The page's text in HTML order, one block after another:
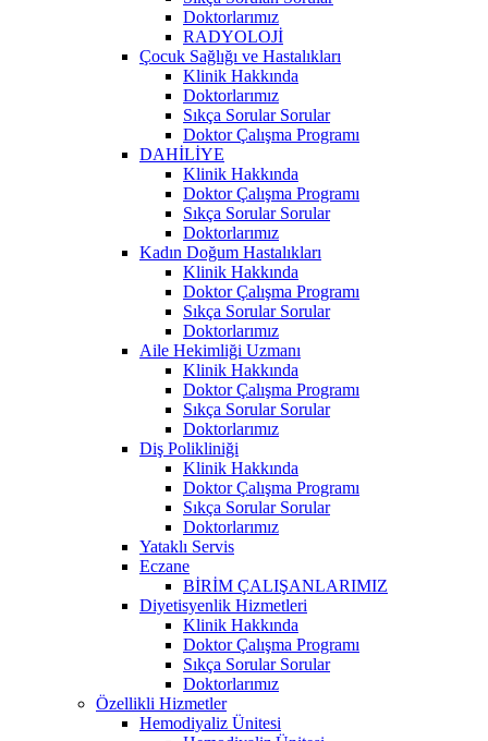
Doktorlarımız
RADYOLOJİ
Çocuk Sağlığı ve Hastalıkları
Klinik Hakkında
Doktorlarımız
Sıkça Sorular Sorular
Doktor Çalışma Programı
DAHİLİYE
Klinik Hakkında
Doktor Çalışma Programı
Sıkça Sorular Sorular
Doktorlarımız
Kadın Doğum Hastalıkları
Klinik Hakkında
Doktor Çalışma Programı
Sıkça Sorular Sorular
Doktorlarımız
Aile Hekimliği Uzmanı
Klinik Hakkında
Doktor Çalışma Programı
Sıkça Sorular Sorular
Doktorlarımız
Diş Polikliniği
Klinik Hakkında
Doktor Çalışma Programı
Sıkça Sorular Sorular
Doktorlarımız
Yataklı Servis
Eczane
BİRİM ÇALIŞANLARIMIZ
Diyetisyenlik Hizmetleri
Klinik Hakkında
Doktor Çalışma Programı
Sıkça Sorular Sorular
Doktorlarımız
Özellikli Hizmetler
Hemodiyaliz Ünitesi